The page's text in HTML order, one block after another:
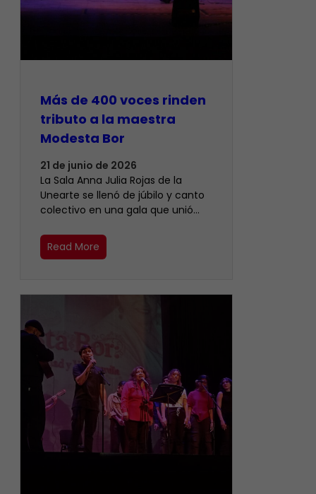
Más de 400 voces rinden
tributo a la maestra
Modesta Bor
21 de junio de 2026
​La Sala Anna Julia Rojas de la
Unearte se llenó de júbilo y canto
colectivo en una gala que unió…
Read More